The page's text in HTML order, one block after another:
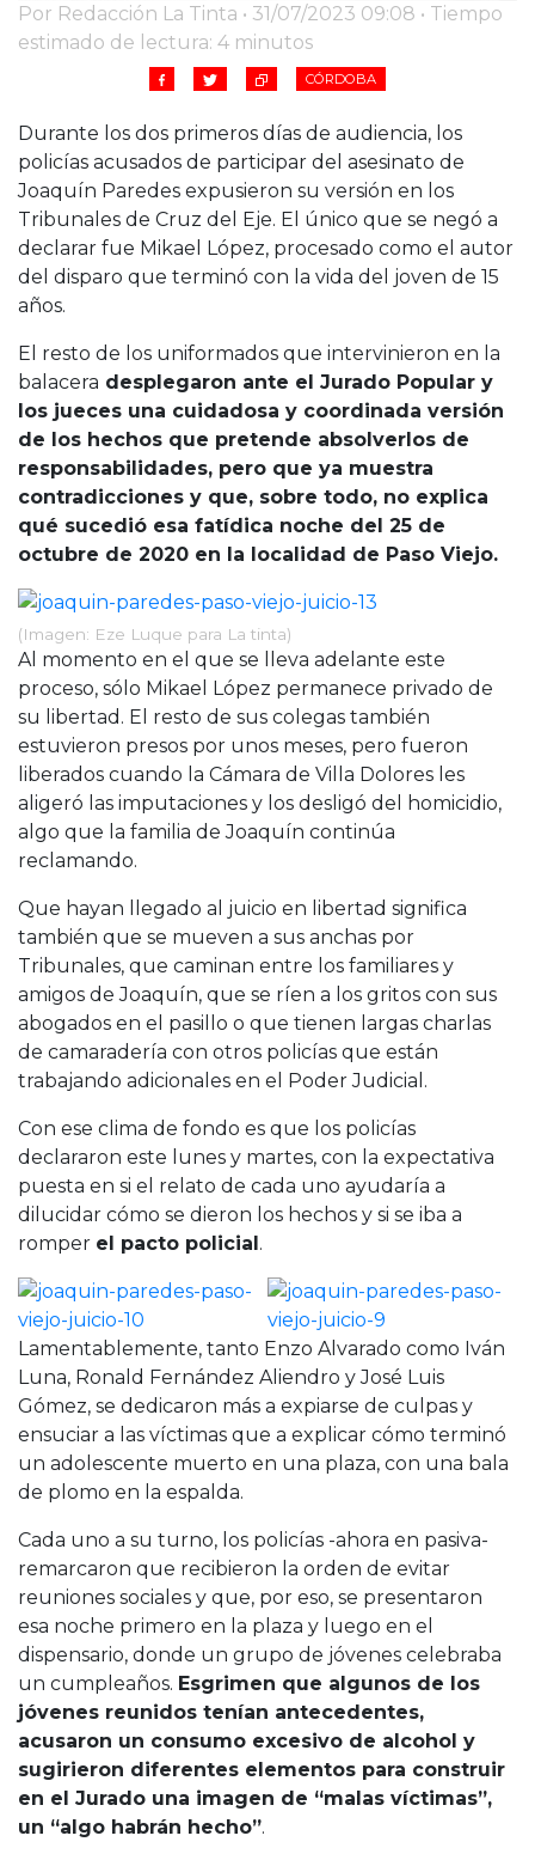
Por Redacción La Tinta • 31/07/2023 09:08 • Tiempo
estimado de lectura: 4 minutos
CÓRDOBA
Durante los dos primeros días de audiencia, los
policías acusados de participar del asesinato de
Joaquín Paredes expusieron su versión en los
Tribunales de Cruz del Eje. El único que se negó a
declarar fue Mikael López, procesado como el autor
del disparo que terminó con la vida del joven de 15
años.
El resto de los uniformados que intervinieron en la
balacera desplegaron ante el Jurado Popular y
los jueces una cuidadosa y coordinada versión
de los hechos que pretende absolverlos de
responsabilidades, pero que ya muestra
contradicciones y que, sobre todo, no explica
qué sucedió esa fatídica noche del 25 de
octubre de 2020 en la localidad de Paso Viejo.
(Imagen: Eze Luque para La tinta)
Al momento en el que se lleva adelante este
proceso, sólo Mikael López permanece privado de
su libertad. El resto de sus colegas también
estuvieron presos por unos meses, pero fueron
liberados cuando la Cámara de Villa Dolores les
aligeró las imputaciones y los desligó del homicidio,
algo que la familia de Joaquín continúa
reclamando.
Que hayan llegado al juicio en libertad significa
también que se mueven a sus anchas por
Tribunales, que caminan entre los familiares y
amigos de Joaquín, que se ríen a los gritos con sus
abogados en el pasillo o que tienen largas charlas
de camaradería con otros policías que están
trabajando adicionales en el Poder Judicial.
Con ese clima de fondo es que los policías
declararon este lunes y martes, con la expectativa
puesta en si el relato de cada uno ayudaría a
dilucidar cómo se dieron los hechos y si se iba a
romper el pacto policial.
Lamentablemente, tanto Enzo Alvarado como Iván
Luna, Ronald Fernández Aliendro y José Luis
Gómez, se dedicaron más a expiarse de culpas y
ensuciar a las víctimas que a explicar cómo terminó
un adolescente muerto en una plaza, con una bala
de plomo en la espalda.
Cada uno a su turno, los policías -ahora en pasiva-
remarcaron que recibieron la orden de evitar
reuniones sociales y que, por eso, se presentaron
esa noche primero en la plaza y luego en el
dispensario, donde un grupo de jóvenes celebraba
un cumpleaños. Esgrimen que algunos de los
jóvenes reunidos tenían antecedentes,
acusaron un consumo excesivo de alcohol y
sugirieron diferentes elementos para construir
en el Jurado una imagen de “malas víctimas”,
un “algo habrán hecho”.